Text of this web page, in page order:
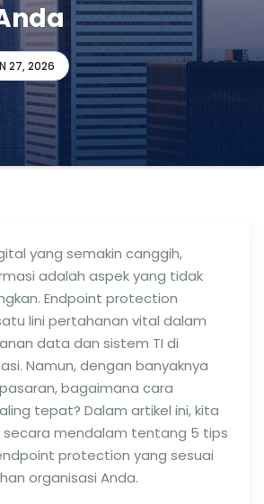
27, 2026
yang semakin canggih,
adalah aspek yang tidak
Endpoint protection
lini pertahanan vital dalam
data dan sistem TI di
Namun, dengan banyaknya
bagaimana cara
tepat? Dalam artikel ini, kita
secara mendalam tentang 5 tips
protection yang sesuai
organisasi Anda.